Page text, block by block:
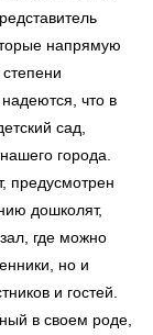
напрямую
что в
сад,
города.
предусмотрен
дошколят,
где можно
но и
и гостей.
в своем роде,